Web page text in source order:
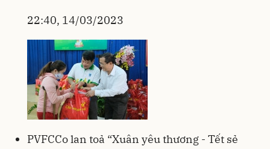
22:40, 14/03/2023
PVFCCo lan toả “Xuân yêu thương - Tết sẻ